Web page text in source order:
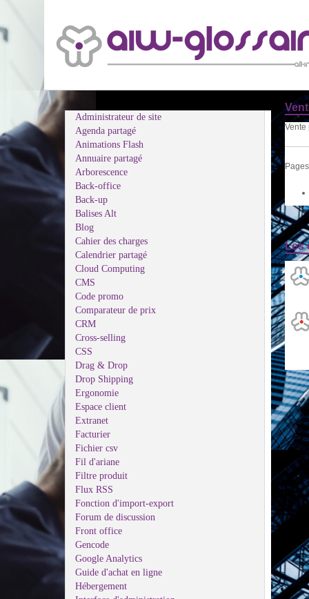
Administrateur de site
Agenda partagé
Animations Flash
Annuaire partagé
Arborescence
Back-office
Back-up
Balises Alt
Blog
Cahier des charges
Calendrier partagé
Cloud Computing
CMS
Code promo
Comparateur de prix
CRM
Cross-selling
CSS
Drag & Drop
Drop Shipping
Ergonomie
Espace client
Extranet
Facturier
Fichier csv
Fil d'ariane
Filtre produit
Flux RSS
Fonction d'import-export
Forum de discussion
Front office
Gencode
Google Analytics
Guide d'achat en ligne
Hébergement
Vente
Les